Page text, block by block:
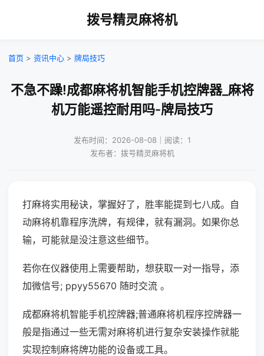
拨号精灵麻将机
首页 > 资讯中心 > 牌局技巧
不急不躁!成都麻将机智能手机控牌器_麻将
机万能遥控耐用吗-牌局技巧
发布时间：2026-08-08｜阅读：1
发布者：拨号精灵麻将机
打麻将实用秘诀，掌握好了，胜率能提到七八成。自
动麻将机靠程序洗牌，有规律，就有漏洞。如果你总
输，可能就是没注意这些细节。
若你在仪器使用上需要帮助，想获取一对一指导，添
加微信号; ppyy55670 随时交流 。
成都麻将机智能手机控牌器;普通麻将机程序控牌器一
般是指通过一些无需对麻将机进行复杂安装操作就能
实现控制麻将牌功能的设备或工具。